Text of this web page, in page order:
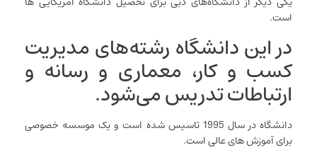
است.
در این دانشگاه رشته‌های مدیریت
کسب و کار، معماری و رسانه و
ارتباطات تدریس می‌شود.
دانشگاه در سال 1995 تاسیس شده است و یک موسسه خصوصی
برای آموزش های عالی است.